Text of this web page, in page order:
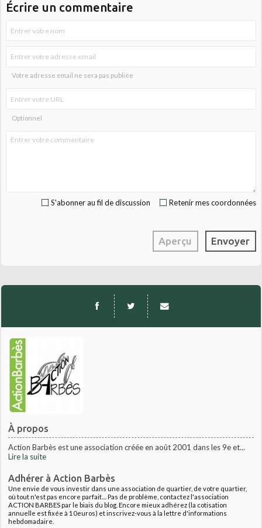
À propos
Action Barbès est une association créée en août 2001 dans les 9e et...
Lire la suite
Adhérer à Action Barbès
Une envie de vous investir dans une association de quartier, de votre quartier,
où tout n'est pas encore parfait.... Pas de problème, contactez l'association
ACTION BARBES par le biais du blog. Encore mieux adhérez (la cotisation
annuelle est fixée à 10euros) et inscrivez-vous à la lettre d'informations
hebdomadaire.
Écrire un commentaire
Votre adresse email ne sera pas publiée
Optionnel
Retenir mes coordonnées
S'abonner au fil de discussion